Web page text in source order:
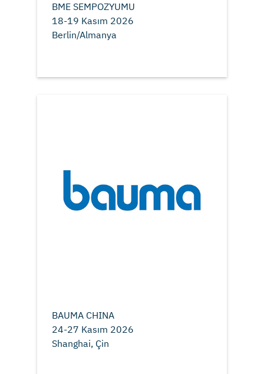
BME SEMPOZYUMU
18-19 Kasım 2026
BAUMA CHINA
24-27 Kasım 2026
Shanghai, Çin